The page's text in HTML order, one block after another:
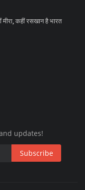
कहीं रसखान है भारत
updates!
Subscribe